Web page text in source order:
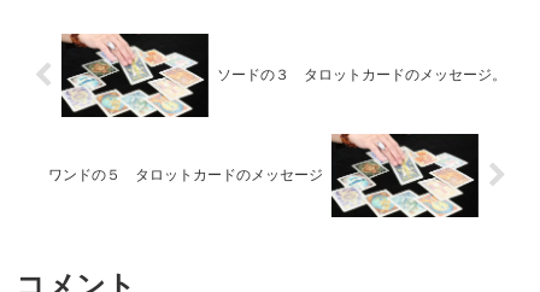
ソードの３ タロットカードのメッセージ。
ワンドの５ タロットカードのメッセージ